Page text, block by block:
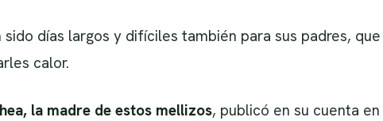
sido días largos y difíciles también para sus padres,
calor.
la madre de estos mellizos, publicó en su cuenta